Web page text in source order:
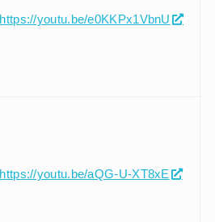
https://youtu.be/e0KKPx1VbnU
https://youtu.be/aQG-U-XT8xE